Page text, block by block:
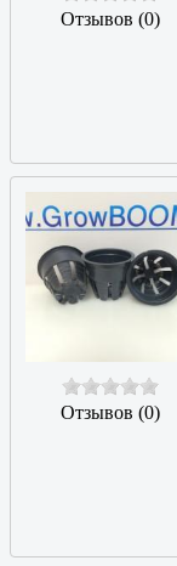
Отзывов (0)
Отзывов (0)